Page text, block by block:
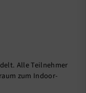
Alle Teilnehmer
zum Indoor-